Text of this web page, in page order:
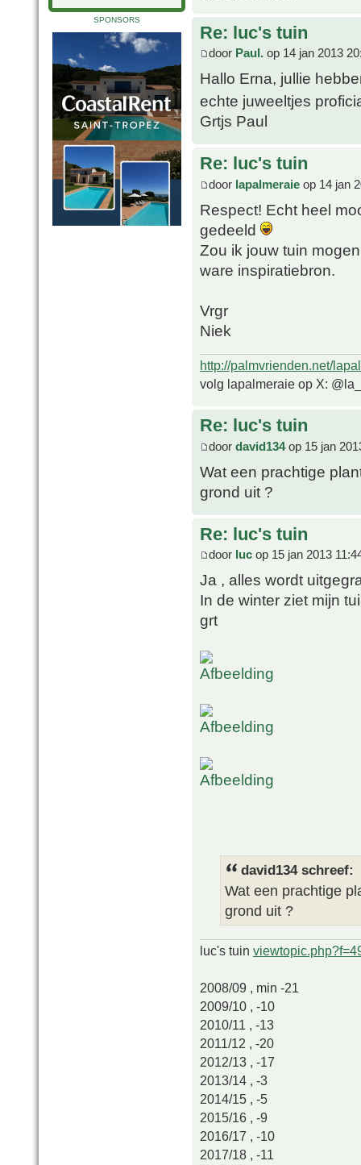
SPONSORS
Re: luc's tuin
door Paul. op 14 jan 2013
Hallo Erna, jullie
echte juweeltjes
Grtjs Paul
Re: luc's tuin
door lapalmeraie op 14 jan
Respect! Echt heel
gedeeld
Zou ik jouw tuin
ware inspiratiebron.
Vrgr
Niek
http://palmvrienden.net/
volg lapalmeraie op X:
Re: luc's tuin
door david134op 15 jan
Wat een prachtige
grond uit ?
Re: luc's tuin
door luc op 15 jan 2013
Ja , alles wordt
In de winter ziet mijn
grt
david134 schreef:
Wat een prachtige
grond uit ?
luc's tuin
2008/09 , min -21
2009/10 , -10
2010/11 , -13
2011/12 , -20
2012/13 , -17
2013/14 , -3
2014/15 , -5
2015/16 , -9
2016/17 , -10
2017/18 , -11